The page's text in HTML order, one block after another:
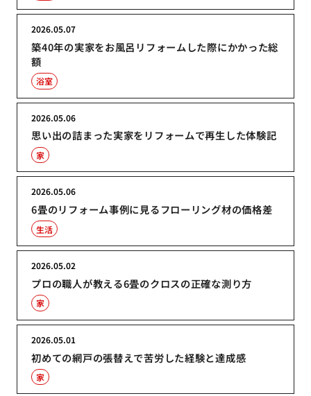
築40年の実家をお風呂リフォームした際にかかった総
額
2026.05.07
浴室
思い出の詰まった実家をリフォームで再生した体験記
2026.05.06
家
6畳のリフォーム事例に見るフローリング材の価格差
2026.05.06
生活
プロの職人が教える6畳のクロスの正確な測り方
2026.05.02
家
初めての網戸の張替えで苦労した経験と達成感
2026.05.01
家